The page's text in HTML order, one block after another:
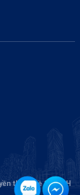
thuộc về S-TECH